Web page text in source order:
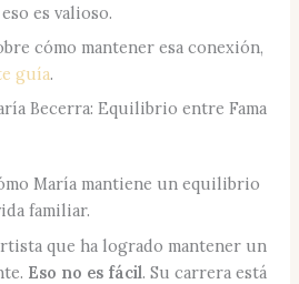
es valioso.
cómo mantener esa conexión,
guía.
Becerra: Equilibrio entre Fama
María mantiene un equilibrio
familiar.
que ha logrado mantener un
Eso no es fácil. Su carrera está